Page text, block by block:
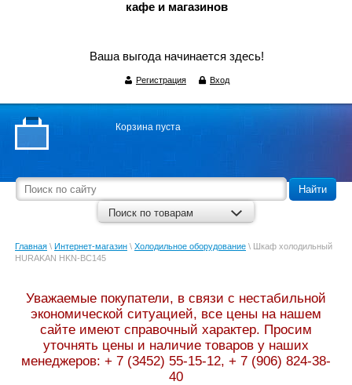
Вход
Регистрация
кафе и магазинов
Ваша выгода начинается здесь!
Корзина пуста
Найти
Поиск по товарам
Главная \ Интернет-магазин \ Холодильное оборудование \ Шкаф холодильный
HURAKAN HKN-BC145
Уважаемые покупатели, в связи с нестабильной
экономической ситуацией, все цены на нашем
сайте имеют справочный характер. Просим
уточнять цены и наличие товаров у наших
менеджеров: + 7 (3452) 55-15-12, + 7 (906) 824-38-
40